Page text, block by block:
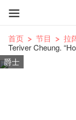
首页 节目 拉
Teriver Cheung.
爵士